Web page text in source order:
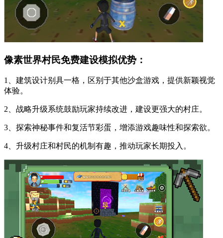
像素世界村民免费建设模拟优势：
1、建筑设计别具一格，区别于其他沙盒游戏，提供新颖视觉
体验。
2、战略升级系统鼓励玩家持续改进，建设更强大的村庄。
3、探索神秘事件和复活节彩蛋，增添游戏趣味性和探索欲。
4、升级村庄和村民的机制有趣，推动玩家长期投入。